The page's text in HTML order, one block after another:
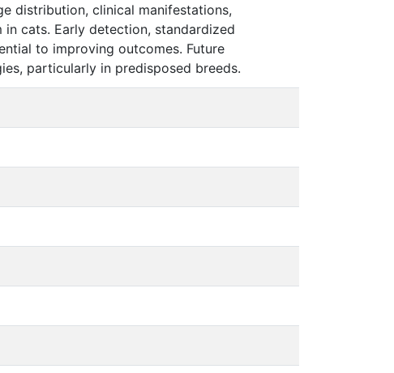
distribution, clinical manifestations,
cats. Early detection, standardized
to improving outcomes. Future
particularly in predisposed breeds.